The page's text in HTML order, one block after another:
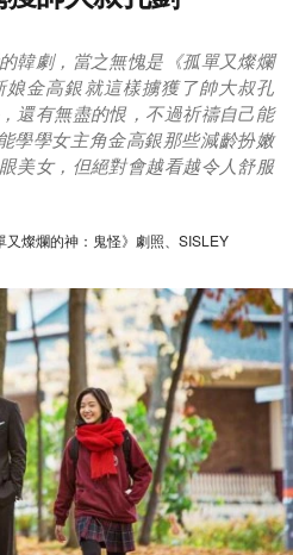
韓劇，當之無愧是《孤單又燦爛
金高銀就這樣擄獲了帥大叔孔
還有無盡的恨，不過祈禱自己能
學學女主角金高銀那些減齡扮嫩
美女，但絕對會越看越令人舒服
燦爛的神：鬼怪》劇照、SISLEY